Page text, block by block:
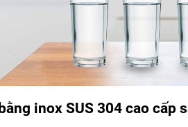
inox SUS 304 cao cấp